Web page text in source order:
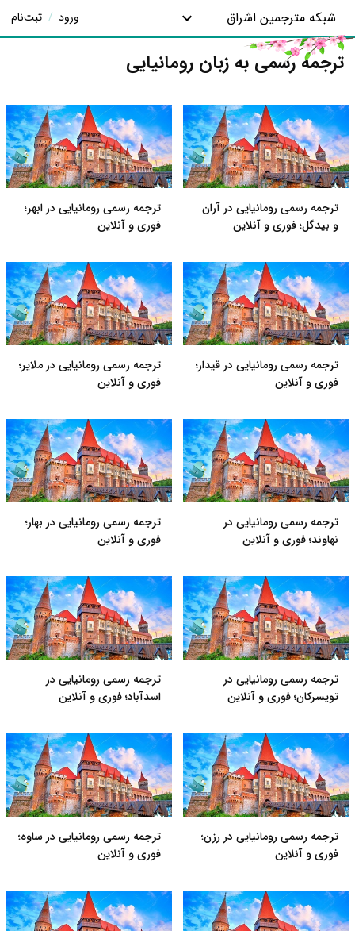
شبکه مترجمین اشراق ورود / ثبت‌نام
ترجمه رسمی به زبان رومانیایی
ترجمه رسمی رومانیایی در آران
و بیدگل؛ فوری و آنلاین
ترجمه رسمی رومانیایی در ابهر؛
فوری و آنلاین
ترجمه رسمی رومانیایی در قیدار؛
فوری و آنلاین
ترجمه رسمی رومانیایی در ملایر؛
فوری و آنلاین
ترجمه رسمی رومانیایی در
نهاوند؛ فوری و آنلاین
ترجمه رسمی رومانیایی در بهار؛
فوری و آنلاین
ترجمه رسمی رومانیایی در
تویسرکان؛ فوری و آنلاین
ترجمه رسمی رومانیایی در
اسدآباد؛ فوری و آنلاین
ترجمه رسمی رومانیایی در رزن؛
فوری و آنلاین
ترجمه رسمی رومانیایی در ساوه؛
فوری و آنلاین